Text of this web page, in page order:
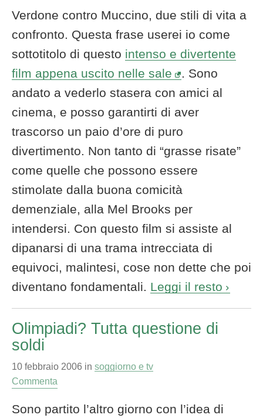
Verdone contro Muccino, due stili di vita a
confronto. Questa frase userei io come
sottotitolo di questo intenso e divertente
film appena uscito nelle sale
. Sono
andato a vederlo stasera con amici al
cinema, e posso garantirti di aver
trascorso un paio d’ore di puro
divertimento. Non tanto di “grasse risate”
come quelle che possono essere
stimolate dalla buona comicità
demenziale, alla Mel Brooks per
intendersi. Con questo film si assiste al
dipanarsi di una trama intrecciata di
equivoci, malintesi, cose non dette che poi
diventano fondamentali. Leggi il resto
Olimpiadi? Tutta questione di
soldi
10 febbraio 2006 in soggiorno e tv
Commenta
Sono partito l’altro giorno con l’idea di